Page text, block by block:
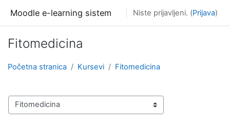
Moodle e-learning sistem Niste prijavljeni. (Prijava)
Fitomedicina
Početna stranica Kursevi Fitomedicina
Kategorije kurseva